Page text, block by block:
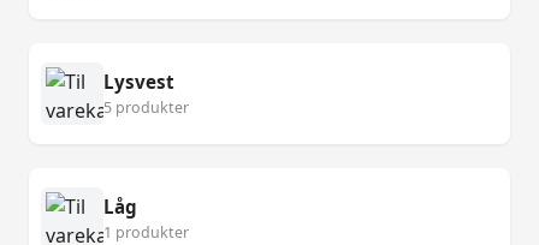
Lysvest
5 produkter
Låg
1 produkter